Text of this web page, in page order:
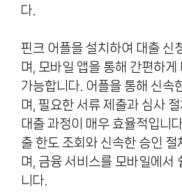
다.
핀크 어플을 설치하여 대출 신
며, 모바일 앱을 통해 간편하
가능합니다. 어플을 통해 신속
며, 필요한 서류 제출과 심사
대출 과정이 매우 효율적입니
출 한도 조회와 신속한 승인 절
며, 금융 서비스를 모바일에서
니다.